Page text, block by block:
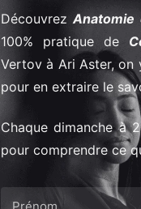
DécouvrezAnatomie
100% pratique de
Vertov à Ari Aster, on
pour en extraire le
Chaque dimanche à
pour comprendre ce